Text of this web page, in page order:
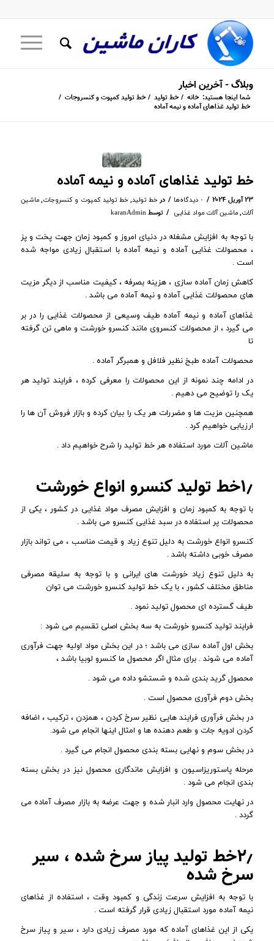
وبلاگ - آخرین اخبار
شما اینجا هستید: خانه / خط تولید / خط تولید کمپوت و کنسروجات /
خط تولید غذاهای آماده و نیمه آماده
خط تولید غذاهای آماده و نیمه آماده
۲۳ آوریل ۲۰۲۴ / ۰ دیدگاه‌ها / در خط تولید, خط تولید کمپوت و کنسروجات,ماشین
آلات, ماشین آلات مواد غذایی / توسط karanAdmin
با توجه به افزایش مشغله در دنیای امروز و کمبود زمان جهت پخت و پز
، محصولات غذایی آماده و نیمه آماده با استقبال زیادی مواجه شده
است .
کاهش زمان آماده سازی ، هزینه بصرفه ، کیفیت مناسب از دیگر مزیت
های محصولات غذایی آماده و نیمه آماده می باشد .
غذاهای آماده و نیمه آماده طیف وسیعی از محصولات غذایی را در بر
می گیرد ، از محصولات کنسروی مانند کنسرو خورشت و ماهی تن گرفته
تا
محصولات آماده طبخ نظیر فلافل و همبرگر آماده .
در ادامه چند نمونه از این محصولات را معرفی کرده ، فرایند تولید هر
یک را توضیح می دهیم .
همچنین مزیت ها و مضررات هر یک را بیان کرده و بازار فروش آن ها را
ارزیابی خواهیم کرد .
ماشین آلات مورد استفاده هر خط تولید را شرح خواهیم داد .
۱٫خط تولید کنسرو انواع خورشت
با توجه به کمبود زمان و افزایش مصرف مواد غذایی در کشور ، یکی از
محصولات پر استفاده در سبد غذایی کنسرو می باشد .
کنسرو انواع خورشت به دلیل تنوع زیاد و قیمت مناسب ، می تواند بازار
مصرف خوبی داشته باشد .
به دلیل تنوع زیاد خورشت های ایرانی و با توجه به سلیقه مصرفی
مناطق مختلف کشور ، با یک خط تولید کنسرو خورشت می توان
طیف گسترده ای محصول تولید نمود .
فرایند تولید کنسرو خورشت به سه بخش اصلی تقسیم می شود :
بخش اول آماده سازی می باشد ؛ در این بخش مواد اولیه جهت فرآوری
آماده می شوند . برای مثال اگر محصول ما کنسرو لوبیا باشد ،
محصول گرید بندی شده و شستشو داده می شود .
بخش دوم فرآوری محصول است .
در بخش فرآوری فرایند هایی نظیر سرخ کردن ، همزدن ، ترکیب ، اضافه
کردن ادویه جات و طعم دهنده ها و امثال اینها انجام می شود.
در بخش سوم و نهایی بسته بندی محصول انجام می گیرد .
مرحله پاستوریزاسیون و افزایش ماندگاری محصول نیز در بخش بسته
بندی انجام می شود .
در نهایت محصول وارد انبار شده و جهت عرضه به بازار مصرف آماده می
گردد .
۲٫خط تولید پیاز سرخ شده ، سیر
سرخ شده
با توجه به افزایش سرعت زندگی و کمبود وقت ، استفاده از غذاهای
نیمه آماده مورد استقبال زیادی قرار گرفته است .
یکی از این غذاهای آماده که مورد مصرف زیادی دارد ، سیر و پیاز سرخ